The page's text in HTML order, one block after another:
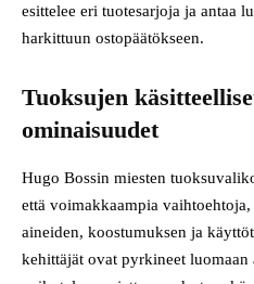
esittelee eri tuotesarjoja ja antaa
harkittuun ostopäätökseen.
Tuoksujen
ominaisuudet
Hugo Bossin miesten
että voimakkaampia
aineiden, koostumuksen ja
kehittäjät ovat pyrkineet luomaan